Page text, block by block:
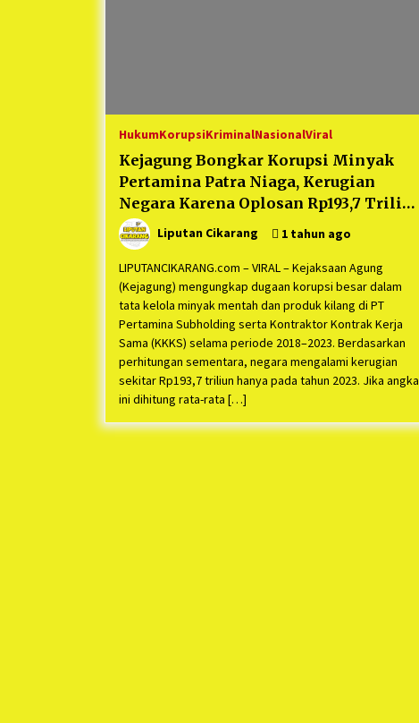
HukumKorupsiKriminalNasionalViral
Kejagung Bongkar Korupsi Minyak
Pertamina Patra Niaga, Kerugian
Negara Karena Oplosan Rp193,7 Triliun
itu Tahun 2023, : Mencakup
Keseluruhan di Total Sentuh Angka
Rp1 Kuadriliun!
Liputan Cikarang 1 tahun ago
LIPUTANCIKARANG.com – VIRAL – Kejaksaan Agung
(Kejagung) mengungkap dugaan korupsi besar dalam
tata kelola minyak mentah dan produk kilang di PT
Pertamina Subholding serta Kontraktor Kontrak Kerja
Sama (KKKS) selama periode 2018–2023. Berdasarkan
perhitungan sementara, negara mengalami kerugian
sekitar Rp193,7 triliun hanya pada tahun 2023. Jika angka
ini dihitung rata-rata […]